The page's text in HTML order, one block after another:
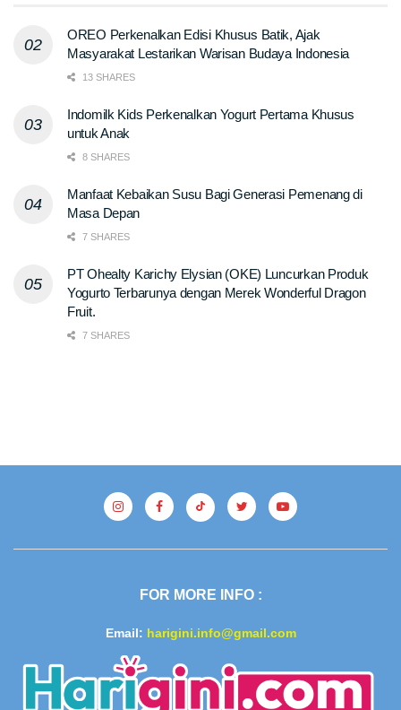
OREO Perkenalkan Edisi Khusus Batik, Ajak
Masyarakat Lestarikan Warisan Budaya Indonesia
13 SHARES
Indomilk Kids Perkenalkan Yogurt Pertama Khusus
untuk Anak
8 SHARES
Manfaat Kebaikan Susu Bagi Generasi Pemenang di
Masa Depan
7 SHARES
PT Ohealty Karichy Elysian (OKE) Luncurkan Produk
Yogurto Terbarunya dengan Merek Wonderful Dragon
Fruit.
7 SHARES
FOR MORE INFO :
Email: harigini.info@gmail.com